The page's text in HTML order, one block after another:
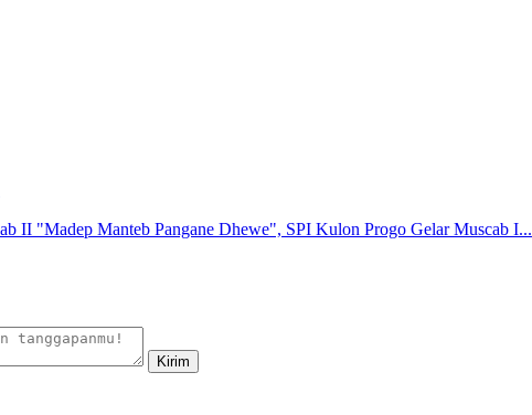
"Madep Manteb Pangane Dhewe", SPI Kulon Progo Gelar Muscab I...